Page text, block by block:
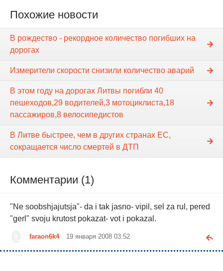
Похожие новости
В рождество - рекордное количество погибших на
дорогах
Измерители скорости снизили количество аварий
В этом году на дорогах Литвы погибли 40
пешеходов,29 водителей,3 мотоциклиста,18
пассажиров,8 велосипедистов
В Литве быстрее, чем в других странах ЕС,
сокращается число смертей в ДТП
Комментарии (1)
"Ne soobshjajutsja"- da i tak jasno- vipil, sel za rul, pered
"gerl" svoju krutost pokazat- vot i pokazal.
faraon6k4 19 января 2008 03:52